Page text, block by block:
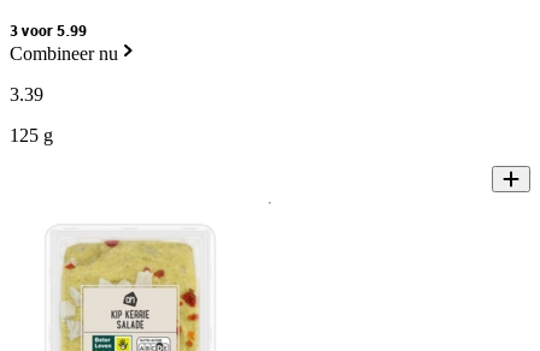
3 voor 5.99
Combineer nu
3.39
125 g